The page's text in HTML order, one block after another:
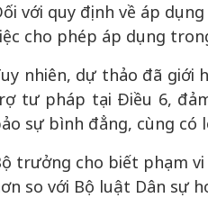
với quy định về áp
cho phép áp dụng
nhiên, dự thảo đã giới
tư pháp tại Điều 6,
sự bình đẳng, cùng có
trưởng cho biết phạm
so với Bộ luật Dân sự